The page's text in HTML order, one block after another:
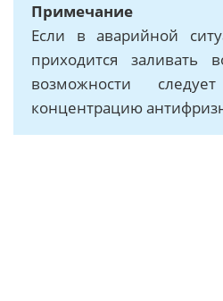
Примечание
Если в аварийной
приходится заливать
возможности следует
концентрацию